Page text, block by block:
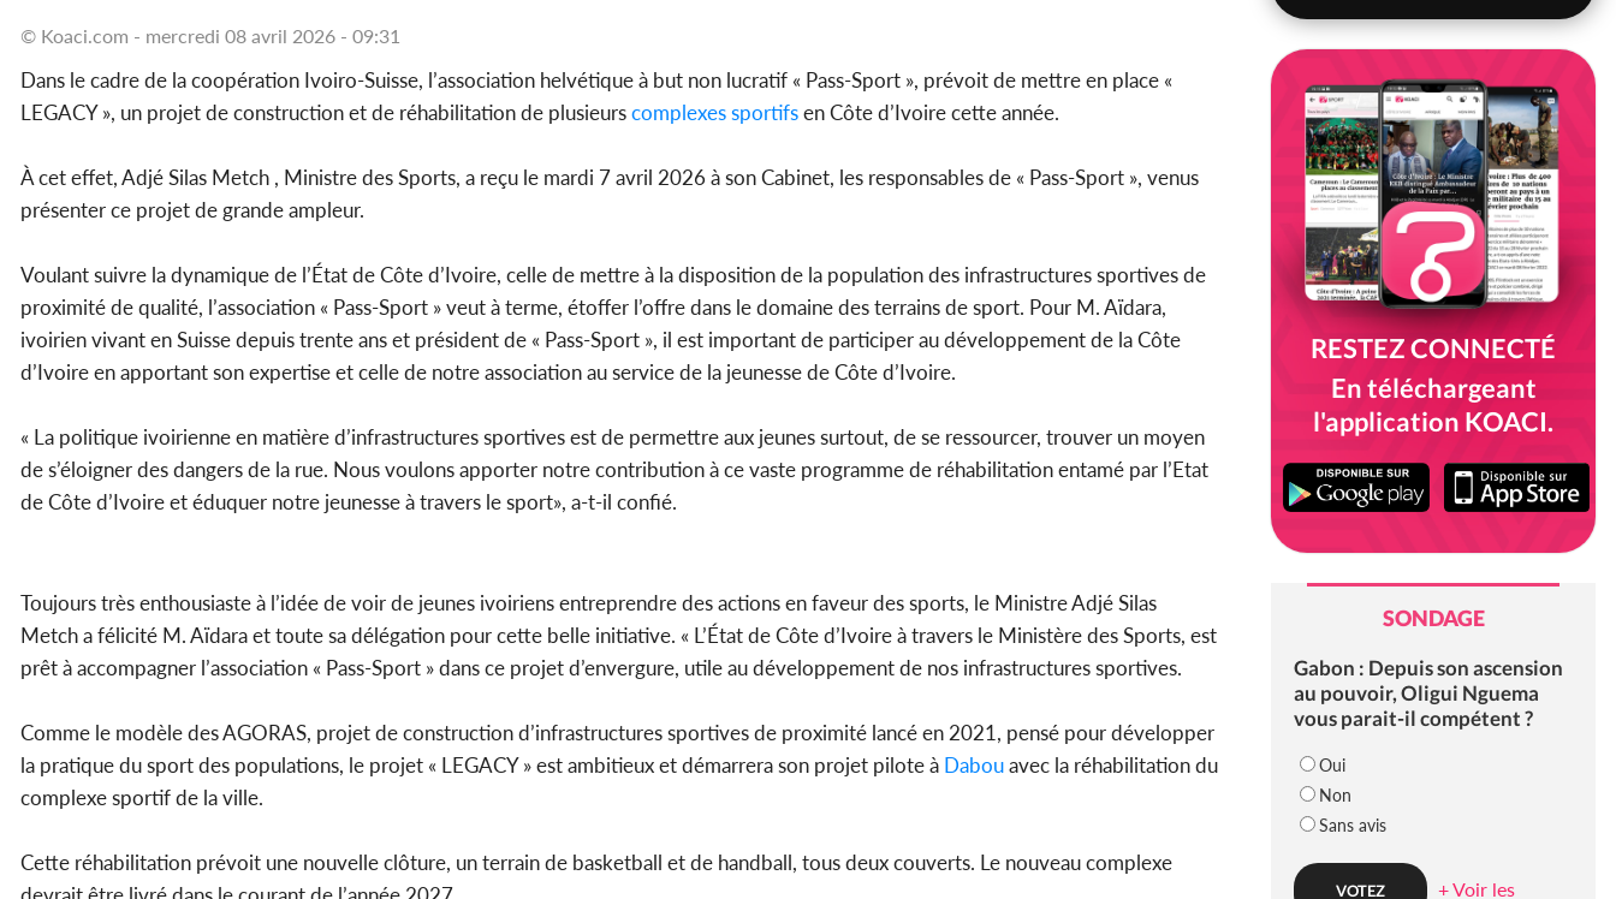
© Koaci.com - mercredi 08 avril 2026 - 09:31
Dans le cadre de la coopération Ivoiro-Suisse, l’association helvétique à but non lucratif « Pass-Sport », prévoit de mettre en place «
LEGACY », un projet de construction et de réhabilitation de plusieurscomplexessportifsen Côte d’Ivoire cette année.
À cet effet, Adjé Silas Metch , Ministre des Sports, a reçu le mardi 7 avril 2026 à son Cabinet, les responsables de « Pass-Sport », venus
présenter ce projet de grande ampleur.
Voulant suivre la dynamique de l’État de Côte d’Ivoire, celle de mettre à la disposition de la population des infrastructures sportives de
proximité de qualité, l’association « Pass-Sport » veut à terme, étoffer l’offre dans le domaine des terrains de sport. Pour M. Aïdara,
ivoirien vivant en Suisse depuis trente ans et président de « Pass-Sport », il est important de participer au développement de la Côte
d’Ivoire en apportant son expertise et celle de notre association au service de la jeunesse de Côte d’Ivoire.
« La politique ivoirienne en matière d’infrastructures sportives est de permettre aux jeunes surtout, de se ressourcer, trouver un moyen
de s’éloigner des dangers de la rue. Nous voulons apporter notre contribution à ce vaste programme de réhabilitation entamé par l’Etat
de Côte d’Ivoire et éduquer notre jeunesse à travers le sport», a-t-il confié.
Toujours très enthousiaste à l’idée de voir de jeunes ivoiriens entreprendre des actions en faveur des sports, le Ministre Adjé Silas
Metch a félicité M. Aïdara et toute sa délégation pour cette belle initiative. « L’État de Côte d’Ivoire à travers le Ministère des Sports, est
prêt à accompagner l’association « Pass-Sport » dans ce projet d’envergure, utile au développement de nos infrastructures sportives.
Comme le modèle des AGORAS, projet de construction d’infrastructures sportives de proximité lancé en 2021, pensé pour développer
la pratique du sport des populations, le projet « LEGACY » est ambitieux et démarrera son projet pilote à Dabouavec la réhabilitation du
complexe sportif de la ville.
Cette réhabilitation prévoit une nouvelle clôture, un terrain de basketball et de handball, tous deux couverts. Le nouveau complexe
RESTEZ CONNECTÉ
En téléchargeant
l'application KOACI.
SONDAGE
Gabon : Depuis son ascension
au pouvoir, Oligui Nguema
vous parait-il compétent ?
Oui
Non
Sans avis
+ Voir les